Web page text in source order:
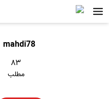
mahdi78
۸۳
مطلب